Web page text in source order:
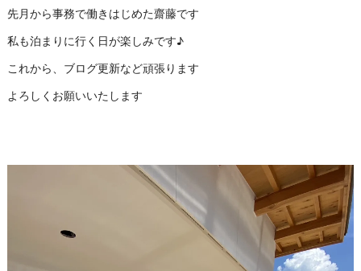
先月から事務で働きはじめた齋藤です
私も泊まりに行く日が楽しみです♪
これから、ブログ更新など頑張ります
よろしくお願いいたします